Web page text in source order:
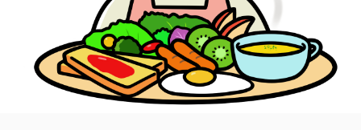
ギャラリー
お知らせ